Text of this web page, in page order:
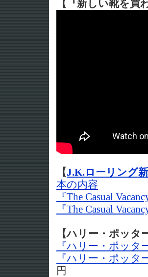
【『新しい靴を買
【J.K.ローリング
本の内容
『The Casual
『The Casual
【ハリー・ポッタ
『ハリー・ポッタ
『ハリー・ポッタ
円